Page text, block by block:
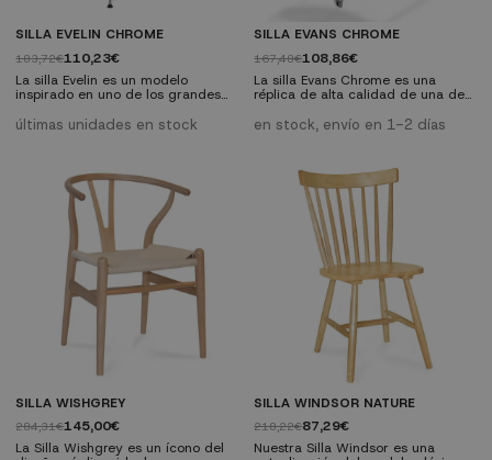
SILLA EVELIN CHROME
183,72€110,23€
La silla Evelin es un modelo
inspirado en uno de los grandes
creada a mediados del siglo
últimas unidades en stock
SILLA EVANS CHROME
167,48€108,86€
La silla Evans Chrome es una
réplica de alta calidad de una de
mundial. Este modelo, se ha
convertido en uno de los diseños
actualidad tanto por profesionales
como por particulares.
en stock, envío en 1-2 días
SILLA WISHGREY
284,31€145,00€
La Silla Wishgrey es un ícono del
SILLA WINDSOR NATURE
218,22€87,29€
Nuestra Silla Windsor es una